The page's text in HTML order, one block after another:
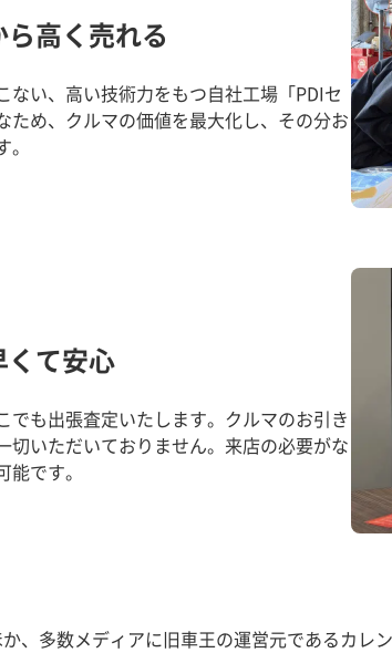
高く売れる
ない、高い技術力をもつ自社工場「PDIセ
ため、クルマの価値を最大化し、その分お
て安心
でも出張査定いたします。クルマのお引き
切いただいておりません。来店の必要がな
です。
、多数メディアに旧車王の運営元であるカレ